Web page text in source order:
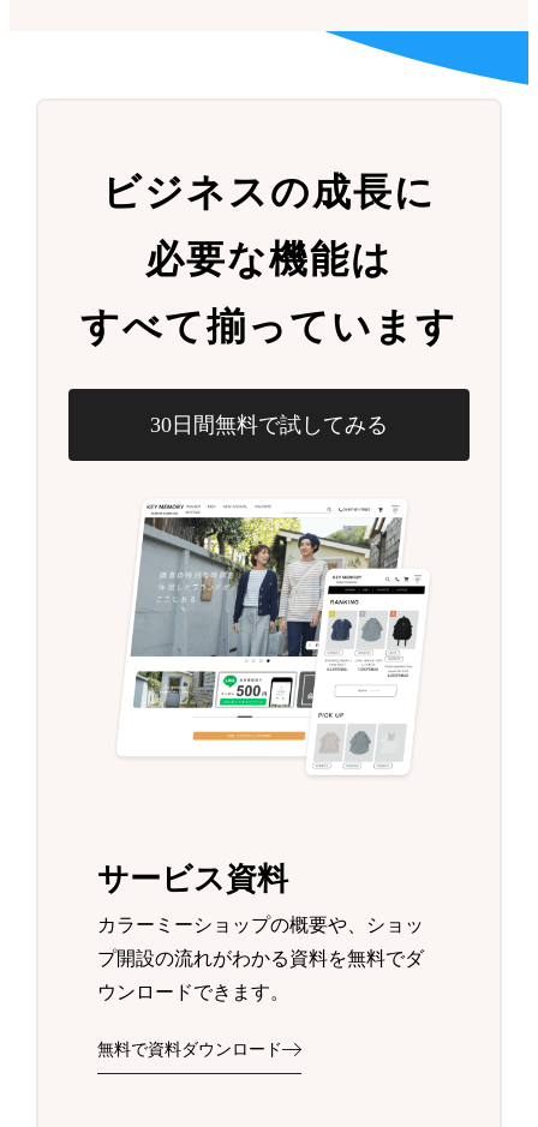
ビジネスの成長に
必要な機能は
すべて揃っています
30日間無料で試してみる
サービス資料
カラーミーショップの概要や、ショッ
プ開設の流れがわかる資料を無料でダ
ウンロードできます。
無料で資料ダウンロード